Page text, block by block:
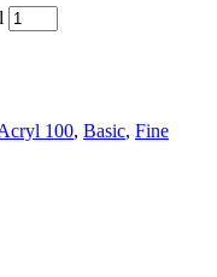
100, Basic, Fine